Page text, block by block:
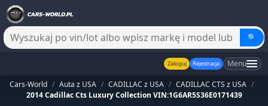
🔍
Zaloguj Rejestracja Menu
Cars-World / Auta z USA / CADILLAC z USA / CADILLAC CTS z USA /
2014 Cadillac Cts Luxury Collection VIN:1G6AR5S36E0171439